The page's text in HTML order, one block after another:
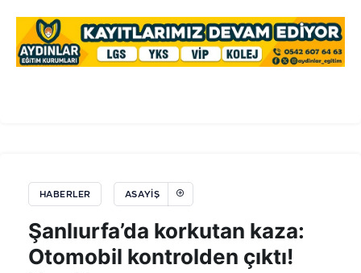
HABERLER ASAYIŞ
Şanlıurfa’da korkutan kaza:
Otomobil kontrolden çıktı!